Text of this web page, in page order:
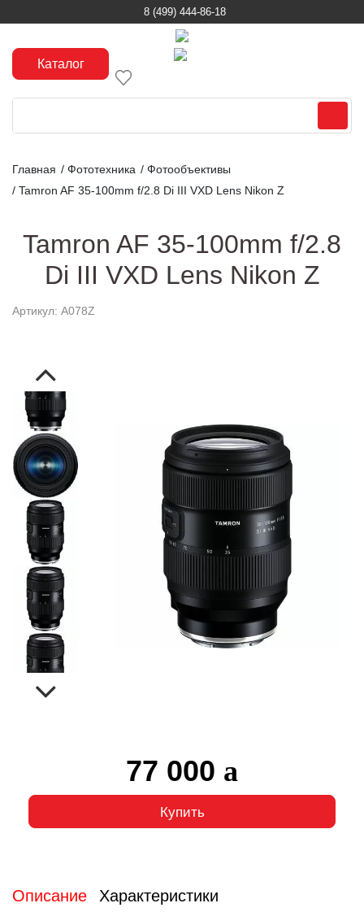
8 (499) 444-86-18
Каталог
Главная / Фототехника / Фотообъективы
/ Tamron AF 35-100mm f/2.8 Di III VXD Lens Nikon Z
Tamron AF 35-100mm f/2.8
Di III VXD Lens Nikon Z
Артикул: A078Z
77 000
Купить
Описание Характеристики